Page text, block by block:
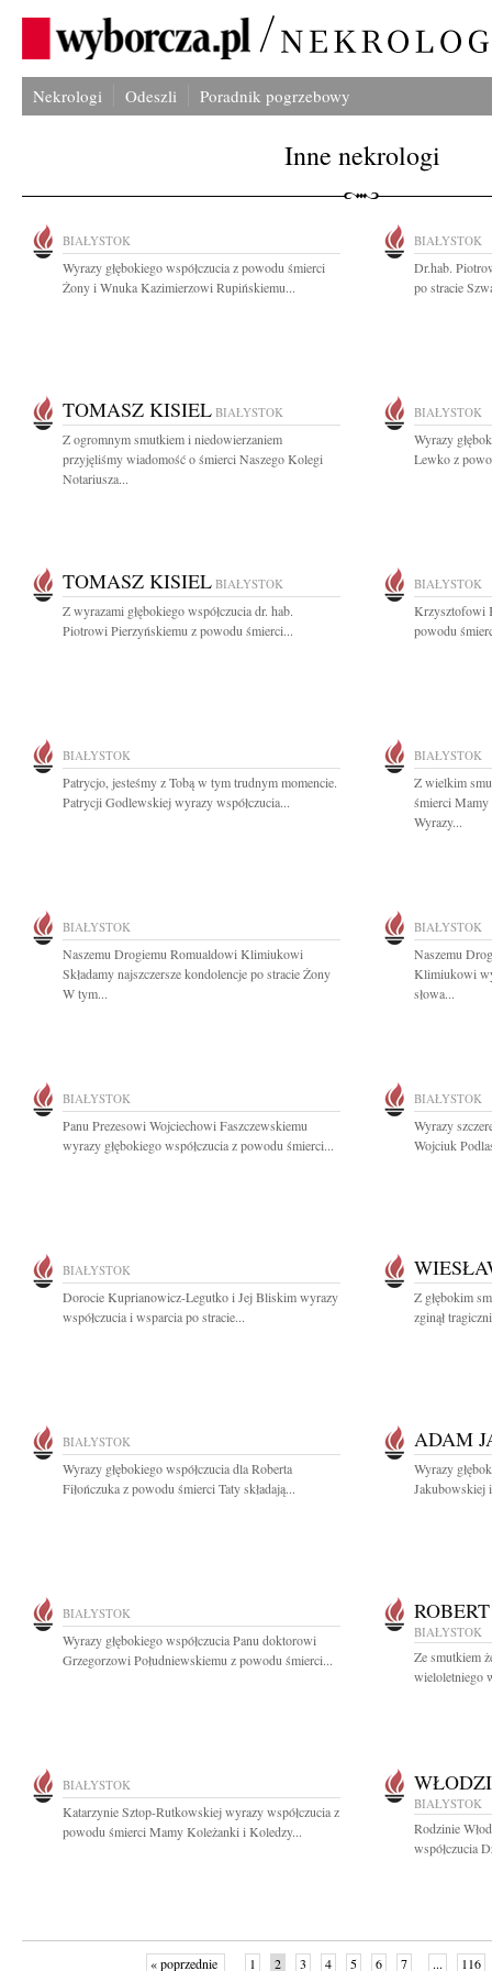
Nekrologi Odeszli Poradnik pogrzebowy
Inne nekrologi
BIAŁYSTOK
Wyrazy głębokiego współczucia z powodu śmierci
Żony i Wnuka Kazimierzowi Rupińskiemu...
BIAŁYSTOK
Dr.hab.
po stracie
TOMASZ KISIEL BIAŁYSTOK
Z ogromnym smutkiem i niedowierzaniem
przyjęliśmy wiadomość o śmierci Naszego Kolegi
Notariusza...
BIAŁYSTOK
Wyrazy
Lewko z
TOMASZ KISIEL BIAŁYSTOK
Z wyrazami głębokiego współczucia dr. hab.
Piotrowi Pierzyńskiemu z powodu śmierci...
BIAŁYSTOK
Krzysztofowi
powodu
BIAŁYSTOK
Patrycjo, jesteśmy z Tobą w tym trudnym momencie.
Patrycji Godlewskiej wyrazy współczucia...
BIAŁYSTOK
Z wielkim
śmierci Mamy
Wyrazy...
BIAŁYSTOK
Naszemu Drogiemu Romualdowi Klimiukowi
Składamy najszczersze kondolencje po stracie Żony
W tym...
BIAŁYSTOK
Naszemu
Klimiukowi
słowa...
BIAŁYSTOK
Panu Prezesowi Wojciechowi Faszczewskiemu
wyrazy głębokiego współczucia z powodu śmierci...
BIAŁYSTOK
Wyrazy
Wojciuk
BIAŁYSTOK
Dorocie Kuprianowicz-Legutko i Jej Bliskim wyrazy
współczucia i wsparcia po stracie...
Z głębokim
zginął
BIAŁYSTOK
Wyrazy głębokiego współczucia dla Roberta
Fiłończuka z powodu śmierci Taty składają...
ADAM
Wyrazy
Jakubowskiej
BIAŁYSTOK
Wyrazy głębokiego współczucia Panu doktorowi
Grzegorzowi Południewskiemu z powodu śmierci...
BIAŁYSTOK
Ze smutkiem
wieloletniego
BIAŁYSTOK
Katarzynie Sztop-Rutkowskiej wyrazy współczucia z
powodu śmierci Mamy Koleżanki i Koledzy...
BIAŁYSTOK
Rodzinie
współczucia
« poprzednie 1 2 3 4 5 6 7 ... 116